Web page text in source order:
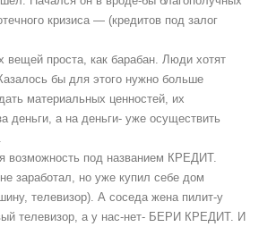
кризиса — (кредитов под залог
вещей проста, как барабан. Люди хотят
бы для этого нужно больше
материальных ценностей, их
деньги, а на деньги- уже осуществить
возможность под названием КРЕДИТ.
заработал, но уже купил себе дом
телевизор). А соседа жена пилит-у
телевизор, а у нас-нет- БЕРИ КРЕДИТ. И